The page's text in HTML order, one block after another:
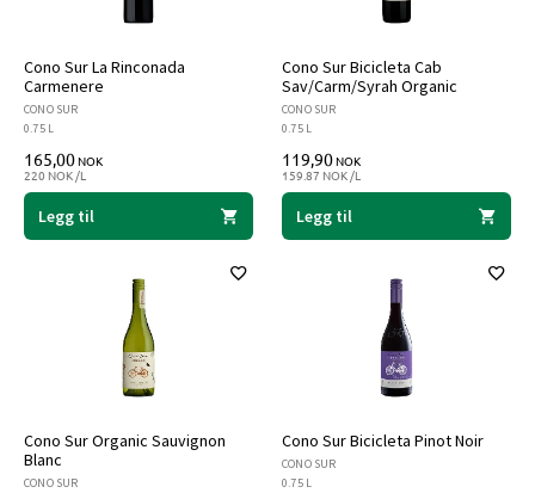
Cono Sur La Rinconada
Carmenere
CONO SUR
0.75 L
165,00NOK
220 NOK /L
Legg til
Cono Sur Bicicleta Cab
Sav/Carm/Syrah Organic
CONO SUR
0.75 L
119,90NOK
159.87 NOK /L
Legg til
Cono Sur Organic Sauvignon
Blanc
CONO SUR
Cono Sur Bicicleta Pinot Noir
CONO SUR
0.75 L